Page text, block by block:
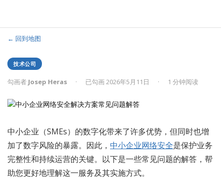
← 回到地图
技术公司
勾画者 Josep Heras · 已勾画 2026年5月11日 · 1 分钟阅读
中小企业（SMEs）的数字化带来了许多优势，但同时也增
加了数字风险的暴露。因此， 中小企业网络安全是保护业务
完整性和持续运营的关键。以下是一些常见问题的解答，帮
助您更好地理解这一服务及其实施方式。